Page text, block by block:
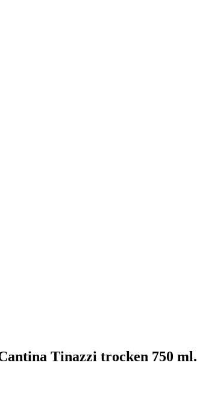
Tinazzi trocken 750 ml.